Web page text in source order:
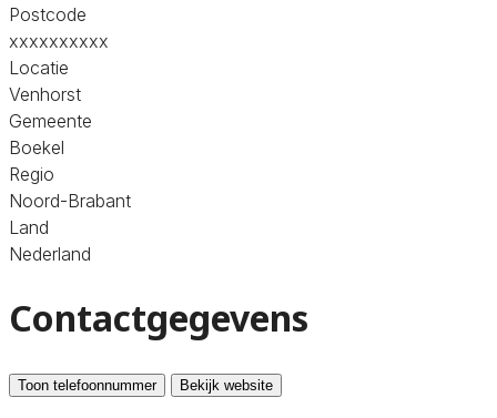
Postcode
xxxxxxxxxx
Locatie
Venhorst
Gemeente
Boekel
Regio
Noord-Brabant
Land
Nederland
Contactgegevens
Toon telefoonnummer Bekijk website